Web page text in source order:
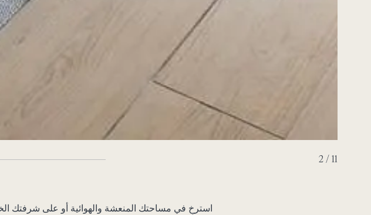
3 / 11
استرخِ في مساحتك المنعشة والهوائية أو على شرفتك